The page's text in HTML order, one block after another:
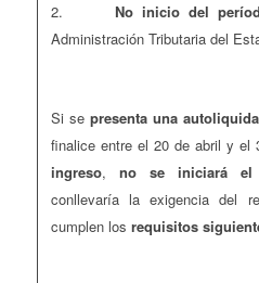
2. No inicio del
Administración Tributaria del
Si se presenta una
finalice entre el 20 de abril y el
ingreso, no se iniciará el
conllevaría la exigencia del
cumplen los requisitos